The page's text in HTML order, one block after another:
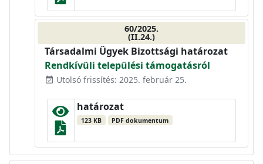
60/2025.
(II.24.)
Társadalmi Ügyek Bizottsági határozat
Rendkívüli települési támogatásról
event_available Utolsó frissítés: 2025. február 25.
határozat
123 KB PDF dokumentum